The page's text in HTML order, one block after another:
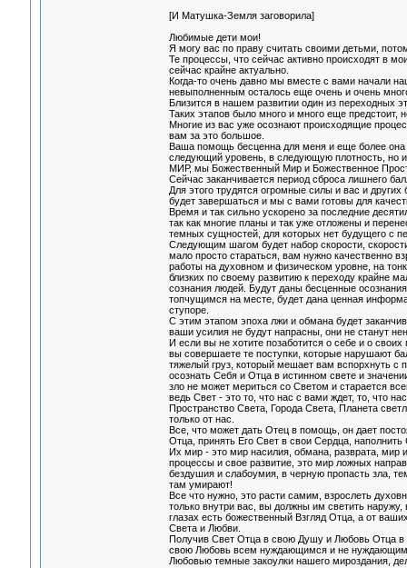
[И Матушка-Земля заговорила]
Любимые дети мои!
Я могу вас по праву считать своими детьми,
Те процессы, что сейчас активно происходят в
сейчас крайне актуально.
Когда-то очень давно мы вместе с вами начали
невыполненным осталось еще очень и очень
Близится в нашем развитии один из переходных
Таких этапов было много и много еще предстоит,
Многие из вас уже осознают происходящие
вам за это большое.
Ваша помощь бесценна для меня и еще более
следующий уровень, в следующую плотность, но
МИР, мы Божественный Мир и Божественное
Сейчас заканчивается период сброса лишнего
Для этого трудятся огромные силы и вас и
будет завершаться и мы с вами готовы для
Время и так сильно ускорено за последние
так как многие планы и так уже отложены и
темных сущностей, для которых нет будущего с
Следующим шагом будет набор скорости,
мало просто стараться, вам нужно качественно
работы на духовном и физическом уровне, на
близких по своему развитию к переходу крайне
сознания людей. Будут даны бесценные
топчущимся на месте, будет дана ценная
ступоре.
С этим этапом эпоха лжи и обмана будет
ваши усилия не будут напрасны, они не станут
И если вы не хотите позаботится о себе и о
вы совершаете те поступки, которые нарушают
тяжелый груз, который мешает вам вспорхнуть с
осознать Себя и Отца в истинном свете и
зло не может мериться со Светом и старается
ведь Свет - это то, что нас с вами ждет, то, что
Пространство Света, Города Света, Планета
только от нас.
Все, что может дать Отец в помощь, он дает
Отца, принять Его Свет в свои Сердца,
Их мир - это мир насилия, обмана, разврата, мир
процессы и свое развитие, это мир ложных
бездушия и слабоумия, в черную пропасть зла,
там умирают!
Все что нужно, это расти самим, взрослеть
только внутри вас, вы должны им светить
глазах есть божественный Взгляд Отца, а от
Света и Любви.
Получив Свет Отца в свою Душу и Любовь Отца
свою Любовь всем нуждающимся и не
Любовью темные закоулки нашего мироздания,